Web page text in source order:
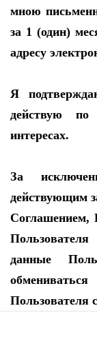
мною
за 1 (один)
адресу
Я
действую
интересах.
За
действующим
Соглашением,
данные
Пользователя